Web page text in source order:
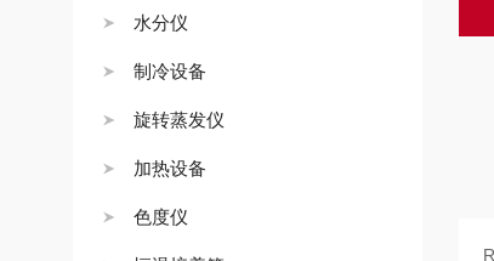
水分仪
制冷设备
旋转蒸发仪
加热设备
色度仪